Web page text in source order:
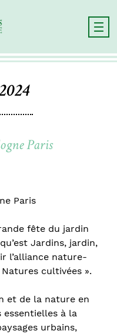
Paris
Paris
fête du jardin
Jardins, jardin,
l’alliance nature-
cultivées ».
et de la nature en
à la
urbains,